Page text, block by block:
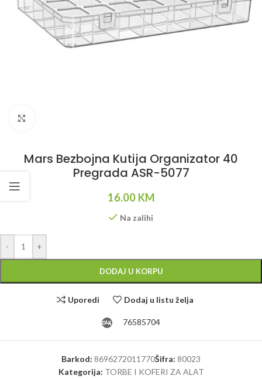
Mars Bezbojna Kutija Organizator 40
Pregrada ASR-5077
16.00 KM
Na zalihi
- +
DODAJ U KORPU
Uporedi Dodaj u listu želja
76585704
Barkod: 8696272011770Šifra: 80023
Kategorija: TORBE I KOFERI ZA ALAT